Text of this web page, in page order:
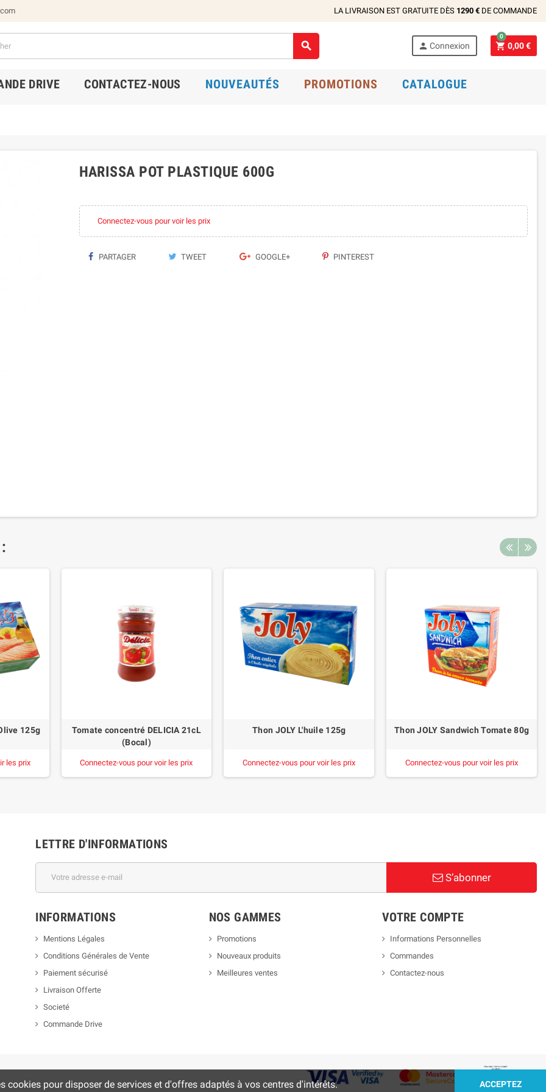
LA LIVRAISON EST GRATUITE DÈS 1290 € DE COMMANDE
  Connexion  0,00 €
0
DRIVE CONTACTEZ-NOUS NOUVEAUTÉS PROMOTIONS CATALOGUE
HARISSA POT PLASTIQUE 600G
Connectez-vous pour voir les prix
PARTAGER TWEET GOOGLE+ PINTEREST
125g
les prix
Tomate concentré DELICIA 21cL
(Bocal)
Connectez-vous pour voir les prix
Thon JOLY L'huile 125g
Connectez-vous pour voir les prix
Thon JOLY Sandwich Tomate 80g
Connectez-vous pour voir les prix
LETTRE D'INFORMATIONS
S’abonner
INFORMATIONS
Mentions Légales
Conditions Générales de Vente
Paiement sécurisé
Livraison Offerte
Societé
Commande Drive
NOS GAMMES
Promotions
Nouveaux produits
Meilleures ventes
VOTRE COMPTE
Informations Personnelles
Commandes
Contactez-nous
pour disposer de services et d'offres adaptés à vos centres d'intérêts. ACCEPTEZ